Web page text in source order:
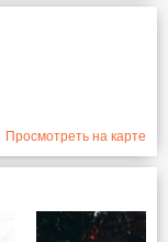
Просмотреть на карте